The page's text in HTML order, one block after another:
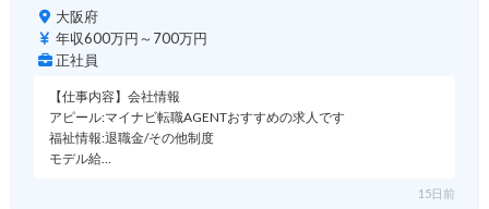
大阪府
年収600万円～700万円
正社員
【仕事内容】会社情報
アピール:マイナビ転職AGENTおすすめの求人です
福祉情報:退職金/その他制度
モデル給…
15日前